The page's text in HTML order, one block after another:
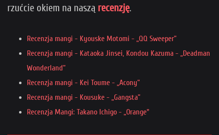
rzućcie okiem na naszą recenzję.
Recenzja mangi - Kyouske Motomi - „QQ Sweeper”
Recenzja mangi - Kataoka Jinsei, Kondou Kazuma - „Deadman
Wonderland”
Recenzja mangi - Kei Toume - „Acony”
Recenzja mangi - Kousuke - „Gangsta”
Recenzja Mangi: Takano Ichigo - „Orange"